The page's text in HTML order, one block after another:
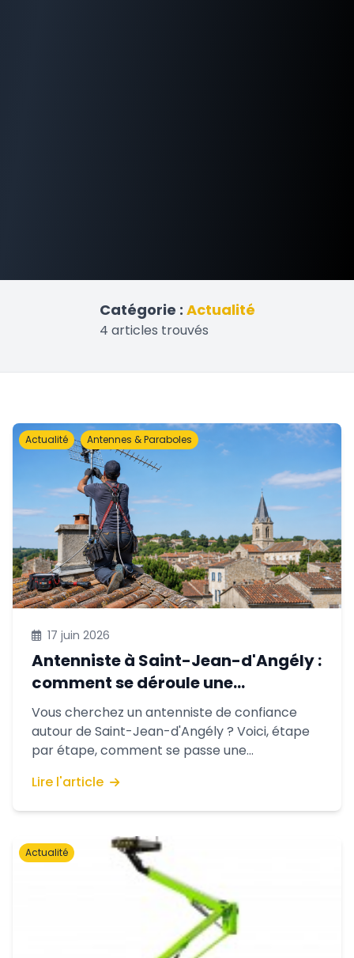
Catégorie : Actualité
4 articles trouvés
Actualité Antennes & Paraboles
17 juin 2026
Antenniste à Saint-Jean-d'Angély :
comment se déroule une
intervention IMAVELEC
Vous cherchez un antenniste de confiance
autour de Saint-Jean-d'Angély ? Voici, étape
par étape, comment se passe une
appel au réglage final, en passant par le
diagnostic.
Lire l'article
Actualité